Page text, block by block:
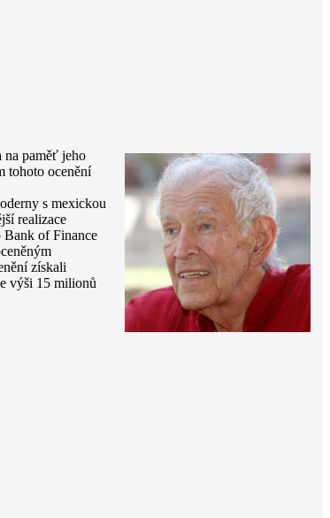
na paměť jeho
tohoto ocenění
s mexickou
realizace
Bank of Finance
získali
výši 15 milionů